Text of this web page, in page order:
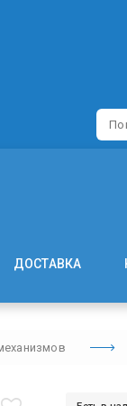
ДОСТАВКА